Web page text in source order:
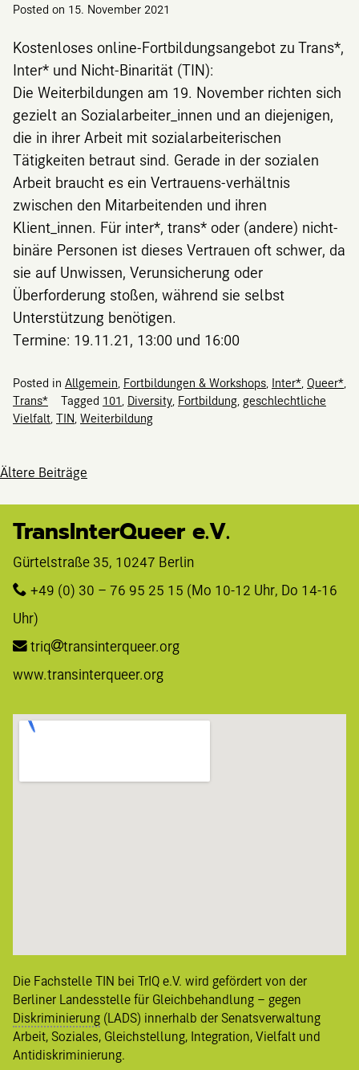
Posted on 15. November 2021
Kostenloses online-Fortbildungsangebot zu Trans*,
Inter* und Nicht-Binarität (TIN):
Die Weiterbildungen am 19. November richten sich
gezielt an Sozialarbeiter_innen und an diejenigen,
die in ihrer Arbeit mit sozialarbeiterischen
Tätigkeiten betraut sind. Gerade in der sozialen
Arbeit braucht es ein Vertrauens-verhältnis
zwischen den Mitarbeitenden und ihren
Klient_innen. Für inter*, trans* oder (andere) nicht-
binäre Personen ist dieses Vertrauen oft schwer, da
sie auf Unwissen, Verunsicherung oder
Überforderung stoßen, während sie selbst
Unterstützung benötigen.
Termine: 19.11.21, 13:00 und 16:00
Posted in Allgemein Fortbildungen & Workshops Inter* Queer*
Trans*
Tagged 101 Diversity Fortbildung geschlechtliche
Vielfalt TIN Weiterbildung
Ältere Beiträge
TransInterQueer e.V.
Gürtelstraße 35, 10247 Berlin
+49 (0) 30 – 76 95 25 15 (Mo 10-12 Uhr, Do 14-16
Uhr)
triq
transinterqueer.org
www.transinterqueer.org
Die Fachstelle TIN bei TrIQ e.V. wird gefördert von der
Berliner Landesstelle für Gleichbehandlung – gegen
Diskriminierung (LADS) innerhalb der Senatsverwaltung
Arbeit, Soziales, Gleichstellung, Integration, Vielfalt und
Antidiskriminierung.